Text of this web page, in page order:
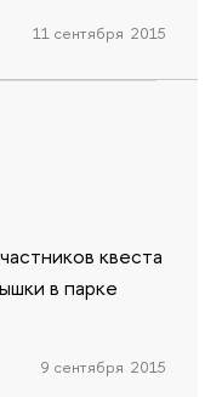
11 сентября 2015
квеста
в парке
9 сентября 2015